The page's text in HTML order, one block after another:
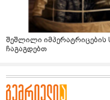
შეშლილი
ჩაგაგდებთ